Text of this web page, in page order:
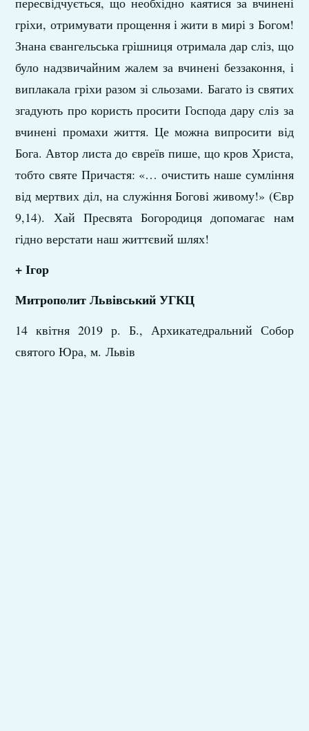
гріхи, отримувати прощення і жити в мирі з Богом!
Знана євангельська грішниця отримала дар сліз, що
було надзвичайним жалем за вчинені беззаконня, і
виплакала гріхи разом зі сльозами. Багато із святих
згадують про користь просити Господа дару сліз за
вчинені промахи життя. Це можна випросити від
Бога. Автор листа до євреїв пише, що кров Христа,
тобто святе Причастя: «… очистить наше сумління
від мертвих діл, на служіння Богові живому!» (Євр
9,14). Хай Пресвята Богородиця допомагає нам
гідно верстати наш життєвий шлях!
+ Ігор
Митрополит Львівський УГКЦ
14 квітня 2019 р. Б., Архикатедральний Собор
святого Юра, м. Львів